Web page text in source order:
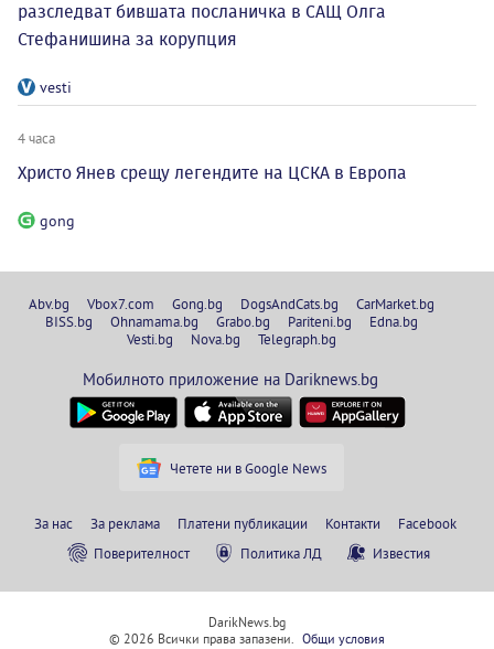
разследват бившата посланичка в САЩ Олга
Стефанишина за корупция
vesti
4 часа
Христо Янев срещу легендите на ЦСКА в Европа
gong
Abv.bg Vbox7.com Gong.bg DogsAndCats.bg
CarMarket.bg
BISS.bg
Ohnamama.bg Grabo.bg Pariteni.bg
Edna.bg
Vesti.bg
Nova.bg Telegraph.bg
Мобилното приложение на Dariknews.bg
Четете ни в Google News
За нас За реклама Платени публикации Контакти
Facebook
Поверителност
Политика ЛД Известия
DarikNews.bg
© 2026 Всички права запазени. Общи условия